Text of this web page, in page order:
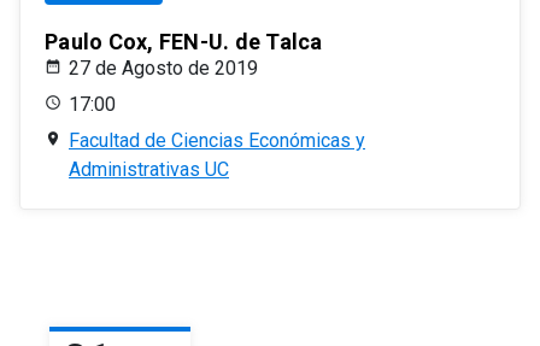
Paulo Cox, FEN-U. de Talca
27 de Agosto de 2019
17:00
Facultad de Ciencias Económicas y
Administrativas UC